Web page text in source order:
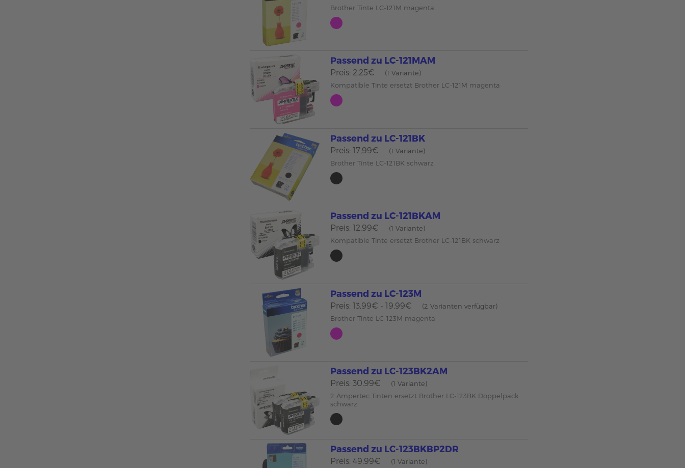
Brother Tinte LC-121M magenta
Passend zu LC-121MAM
Preis: 2,25€
(1 Variante)
Kompatible Tinte ersetzt Brother LC-121M magenta
Passend zu LC-121BK
Preis: 17,99€
(1 Variante)
Brother Tinte LC-121BK schwarz
Passend zu LC-121BKAM
Preis: 12,99€
(1 Variante)
Kompatible Tinte ersetzt Brother LC-121BK schwarz
Passend zu LC-123M
Preis: 13,99€ - 19,99€
(2 Varianten verfügbar)
Brother Tinte LC-123M magenta
Passend zu LC-123BK2AM
Preis: 30,99€
(1 Variante)
2 Ampertec Tinten ersetzt Brother LC-123BK Doppelpack
schwarz
Passend zu LC-123BKBP2DR
Preis: 49,99€ (1 Variante)